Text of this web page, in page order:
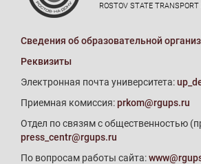
ROSTOV STATE
Сведения об образовательной
Реквизиты
Электронная почта университета:
Приемная комиссия:prkom@rgups.ru
Отдел по связям с общественностью
press_centr@rgups.ru
По вопросам работы сайта: